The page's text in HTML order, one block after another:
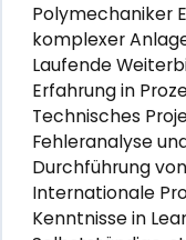
Polymechaniker
komplexer
Laufende
Erfahrung in
Technisches
Fehleranalyse
Durchführung
Internationale
Kenntnisse in